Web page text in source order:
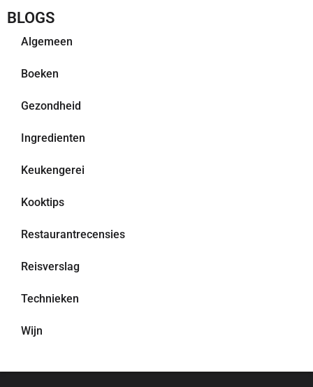
BLOGS
Algemeen
Boeken
Gezondheid
Ingredienten
Keukengerei
Kooktips
Restaurantrecensies
Reisverslag
Technieken
Wijn